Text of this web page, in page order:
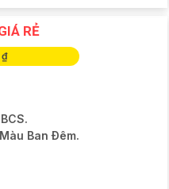
RẺ
Ban Ðêm.